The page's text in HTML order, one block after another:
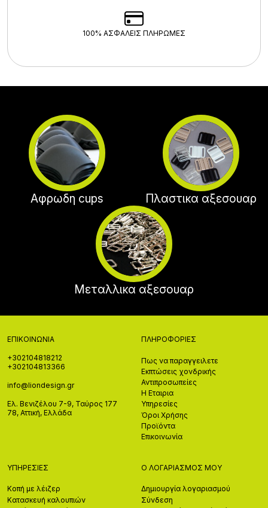
100% ΑΣΦΑΛΕΊΣ ΠΛΗΡΩΜΈΣ
Αφρωδη cups Πλαστικα αξεσουαρ
Μεταλλικα αξεσουαρ
ΕΠΙΚΟΙΝΩΝΊΑ
+302104818212
+302104813366
info@liondesign.gr
Ελ. Βενιζέλου 7-9, Ταύρος 177
78, Αττική, Ελλάδα
ΠΛΗΡΟΦΟΡΊΕΣ
Πως να παραγγειλετε
Εκπτώσεις χονδρικής
Αντιπροσωπείες
Η Εταιρια
Υπηρεσίες
Όροι Χρήσης
Προϊόντα
Επικοινωνία
ΥΠΗΡΕΣΊΕΣ
Κοπή με λέιζερ
Κατασκευή καλουπιών
Ο ΛΟΓΑΡΙΑΣΜΌΣ ΜΟΥ
Δημιουργία λογαριασμού
Σύνδεση